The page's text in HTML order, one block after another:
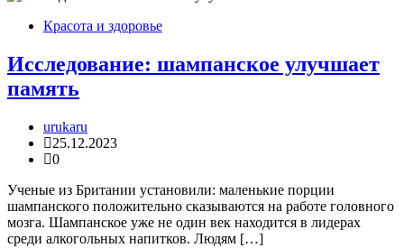
Красота и здоровье
Исследование: шампанское улучшает
память
urukaru
25.12.2023
0
Ученые из Британии установили: маленькие порции
шампанского положительно сказываются на работе головного
мозга. Шампанское уже не один век находится в лидерах
среди алкогольных напитков. Людям […]